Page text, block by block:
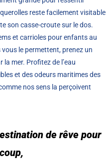
reste facilement visitable
son casse-croute sur le dos.
et carrioles pour enfants au
le permettent, prenez un
la mer. Profitez de l’eau
et des odeurs maritimes des
nos sens la perçoivent
de rêve pour